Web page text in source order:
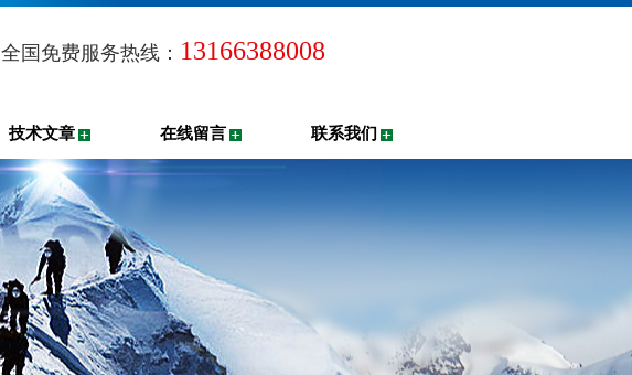
全国免费服务热线： 13166388008
技术文章 在线留言 联系我们